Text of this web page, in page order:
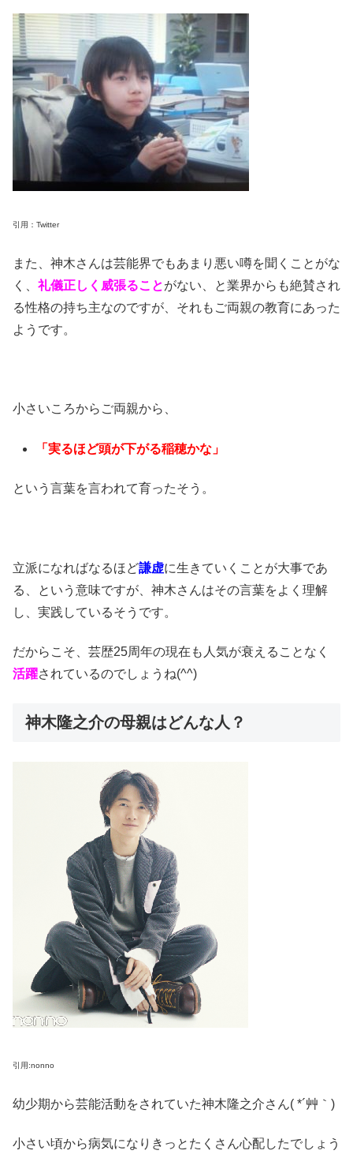
引用：Twitter
また、神木さんは芸能界でもあまり悪い噂を聞くことがな
く、 礼儀正しく威張ることがない、と業界からも絶賛され
る性格の持ち主なのですが、それもご両親の教育にあった
ようです。
小さいころからご両親から、
「実るほど頭が下がる稲穂かな」
という言葉を言われて育ったそう。
立派になればなるほど謙虚に生きていくことが大事であ
る、という意味ですが、神木さんはその言葉をよく理解
し、実践しているそうです。
だからこそ、芸歴25周年の現在も人気が衰えることなく
活躍されているのでしょうね(^^)
神木隆之介の母親はどんな人？
引用:nonno
幼少期から芸能活動をされていた神木隆之介さん( *´艸｀)
小さい頃から病気になりきっとたくさん心配したでしょう